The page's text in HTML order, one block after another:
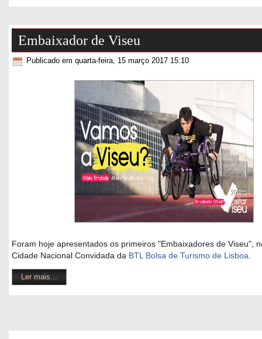
Embaixador de Viseu
Publicado em quarta-feira, 15 março 2017 15:10
Foram hoje apresentados os primeiros "Embaixadores de Viseu",
Cidade Nacional Convidada da BTL Bolsa de Turismo de Lisboa
Ler mais...